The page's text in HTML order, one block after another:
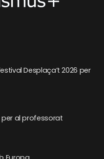
Desplaça’t 2026 per
per al professorat